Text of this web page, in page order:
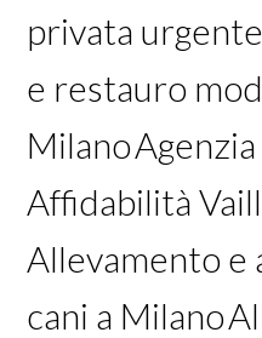
privata
e restauro
Milano
Affidabilità
Allevamento e
cani a Milano